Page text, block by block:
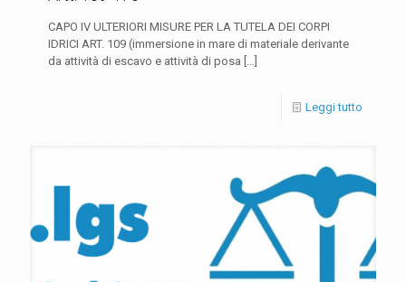
CAPO IV ULTERIORI MISURE PER LA TUTELA DEI CORPI
IDRICI ART. 109 (immersione in mare di materiale derivante
da attività di escavo e attività di posa […]
Leggi tutto